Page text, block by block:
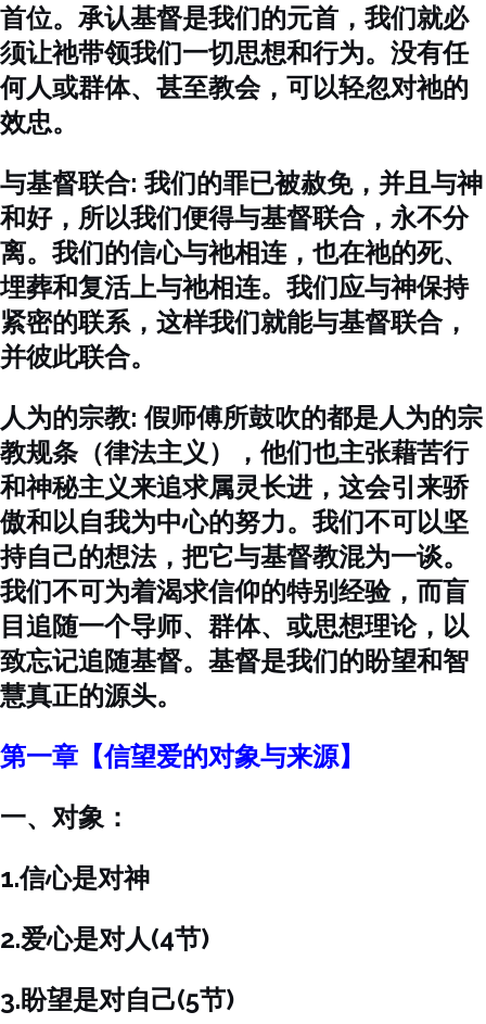
首位。承认基督是我们的元首，我们就必
须让祂带领我们一切思想和行为。没有任
何人或群体、甚至教会，可以轻忽对祂的
效忠。
与基督联合: 我们的罪已被赦免，并且与神
和好，所以我们便得与基督联合，永不分
离。我们的信心与祂相连，也在祂的死、
埋葬和复活上与祂相连。我们应与神保持
紧密的联系，这样我们就能与基督联合，
并彼此联合。
人为的宗教: 假师傅所鼓吹的都是人为的宗
教规条（律法主义），他们也主张藉苦行
和神秘主义来追求属灵长进，这会引来骄
傲和以自我为中心的努力。我们不可以坚
持自己的想法，把它与基督教混为一谈。
我们不可为着渴求信仰的特别经验，而盲
目追随一个导师、群体、或思想理论，以
致忘记追随基督。基督是我们的盼望和智
慧真正的源头。
第一章【信望爱的对象与来源】
一、对象：
1.信心是对神
2.爱心是对人(4节)
3.盼望是对自己(5节)